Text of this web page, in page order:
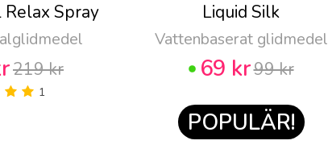
Relax Spray
219 kr
1
Liquid Silk
Vattenbaserat glidmedel
69 kr99 kr
POPULÄR!